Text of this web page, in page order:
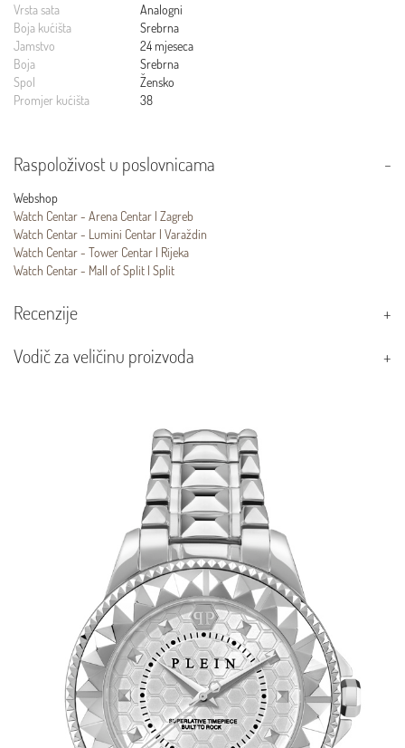
Vrsta sata
Analogni
Boja kućišta
Srebrna
Jamstvo
24 mjeseca
Boja
Srebrna
Spol
Žensko
Promjer kućišta
38
Raspoloživost u poslovnicama
Webshop
Watch Centar - Arena Centar | Zagreb
Watch Centar - Lumini Centar | Varaždin
Watch Centar - Tower Centar | Rijeka
Watch Centar - Mall of Split | Split
Recenzije
Vodič za veličinu proizvoda